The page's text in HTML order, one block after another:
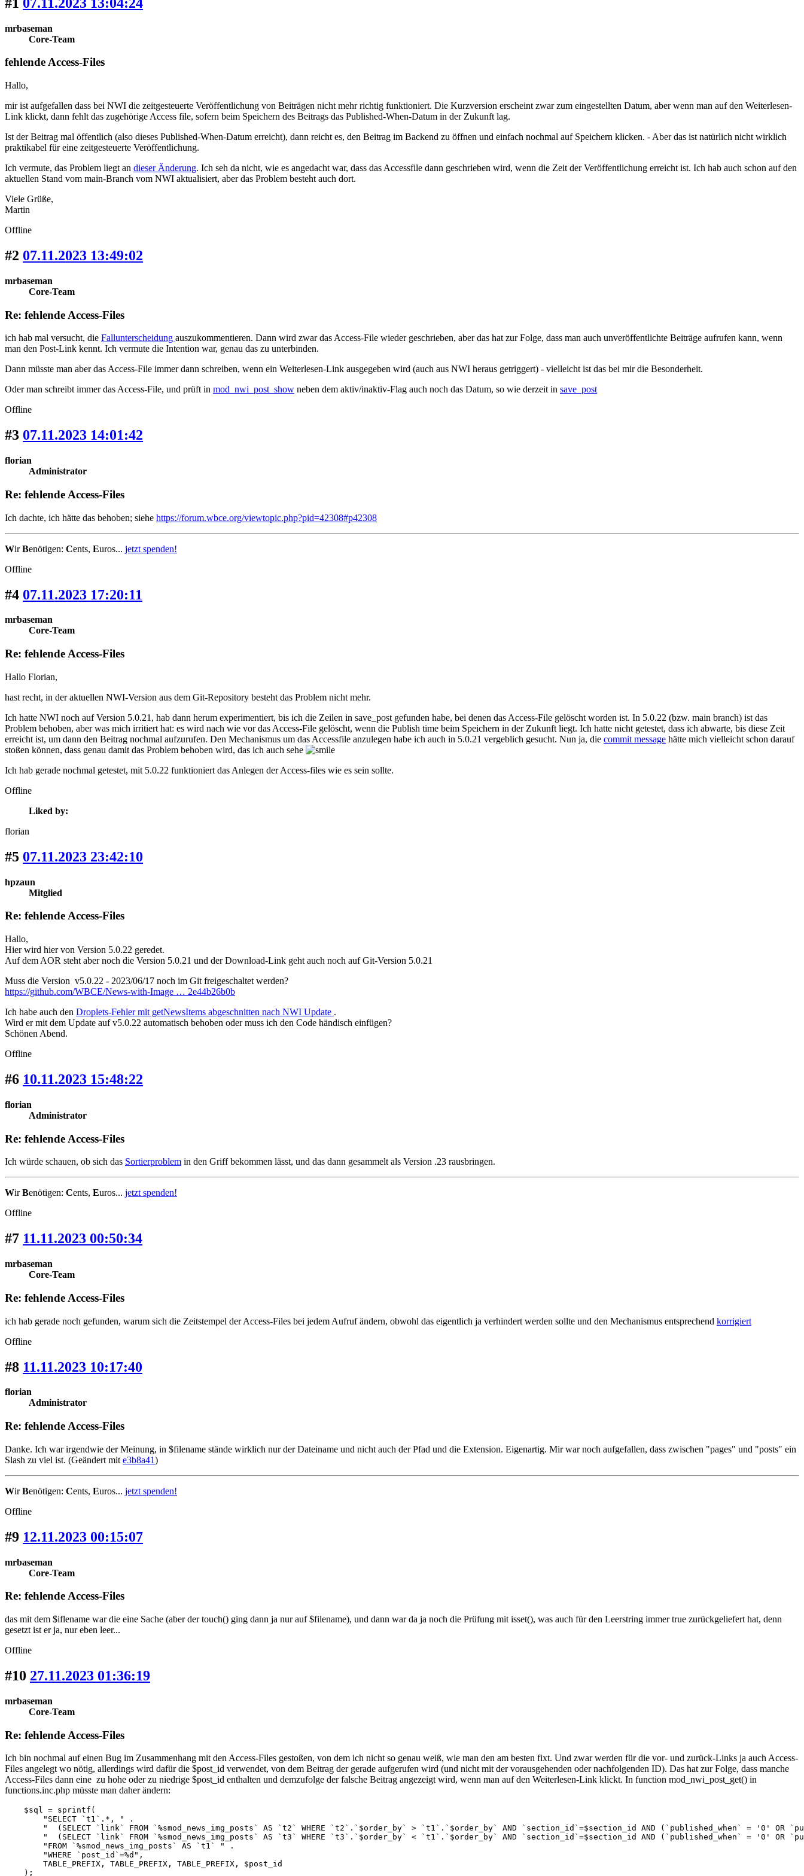
mrbaseman
Core-Team
fehlende Access-Files
Hallo,
mir ist aufgefallen dass bei NWI die zeitgesteuerte Veröffentlichung von Beiträgen nicht mehr richtig funktioniert. Die Kurzversion erscheint zwar zum eingestellten Datum, aber wenn man auf den Weiterlesen-
Link klickt, dann fehlt das zugehörige Access file, sofern beim Speichern des Beitrags das Published-When-Datum in der Zukunft lag.
Ist der Beitrag mal öffentlich (also dieses Published-When-Datum erreicht), dann reicht es, den Beitrag im Backend zu öffnen und einfach nochmal auf Speichern klicken. - Aber das ist natürlich nicht wirklich
praktikabel für eine zeitgesteuerte Veröffentlichung.
Ich vermute, das Problem liegt an dieser Änderung. Ich seh da nicht, wie es angedacht war, dass das Accessfile dann geschrieben wird, wenn die Zeit der Veröffentlichung erreicht ist. Ich hab auch schon auf den
aktuellen Stand vom main-Branch vom NWI aktualisiert, aber das Problem besteht auch dort.
Viele Grüße,
Martin
Offline
#2 07.11.2023 13:49:02
mrbaseman
Core-Team
Re: fehlende Access-Files
ich hab mal versucht, die Fallunterscheidung auszukommentieren. Dann wird zwar das Access-File wieder geschrieben, aber das hat zur Folge, dass man auch unveröffentlichte Beiträge aufrufen kann, wenn
man den Post-Link kennt. Ich vermute die Intention war, genau das zu unterbinden.
Dann müsste man aber das Access-File immer dann schreiben, wenn ein Weiterlesen-Link ausgegeben wird (auch aus NWI heraus getriggert) - vielleicht ist das bei mir die Besonderheit.
Oder man schreibt immer das Access-File, und prüft in mod_nwi_post_show neben dem aktiv/inaktiv-Flag auch noch das Datum, so wie derzeit in save_post
Offline
#3 07.11.2023 14:01:42
florian
Administrator
Re: fehlende Access-Files
Ich dachte, ich hätte das behoben; siehe https://forum.wbce.org/viewtopic.php?pid=42308#p42308
WirBenötigen: Cents, Euros... jetzt spenden!
Offline
#4 07.11.2023 17:20:11
mrbaseman
Core-Team
Re: fehlende Access-Files
Hallo Florian,
hast recht, in der aktuellen NWI-Version aus dem Git-Repository besteht das Problem nicht mehr.
Ich hatte NWI noch auf Version 5.0.21, hab dann herum experimentiert, bis ich die Zeilen in save_post gefunden habe, bei denen das Access-File gelöscht worden ist. In 5.0.22 (bzw. main branch) ist das
Problem behoben, aber was mich irritiert hat: es wird nach wie vor das Access-File gelöscht, wenn die Publish time beim Speichern in der Zukunft liegt. Ich hatte nicht getestet, dass ich abwarte, bis diese Zeit
erreicht ist, um dann den Beitrag nochmal aufzurufen. Den Mechanismus um das Accessfile anzulegen habe ich auch in 5.0.21 vergeblich gesucht. Nun ja, die commit message hätte mich vielleicht schon darauf
stoßen können, dass genau damit das Problem behoben wird, das ich auch sehe
Ich hab gerade nochmal getestet, mit 5.0.22 funktioniert das Anlegen der Access-files wie es sein sollte.
Offline
Liked by:
florian
#5 07.11.2023 23:42:10
hpzaun
Mitglied
Re: fehlende Access-Files
Hallo,
Hier wird hier von Version 5.0.22 geredet.
Auf dem AOR steht aber noch die Version 5.0.21 und der Download-Link geht auch noch auf Git-Version 5.0.21
Muss die Version v5.0.22 - 2023/06/17 noch im Git freigeschaltet werden?
https://github.com/WBCE/News-with-Image … 2e44b26b0b
Ich habe auch den Droplets-Fehler mit getNewsItems abgeschnitten nach NWI Update .
Wird er mit dem Update auf v5.0.22 automatisch behoben oder muss ich den Code händisch einfügen?
Schönen Abend.
Offline
#6 10.11.2023 15:48:22
florian
Administrator
Re: fehlende Access-Files
Ich würde schauen, ob sich das Sortierproblem in den Griff bekommen lässt, und das dann gesammelt als Version .23 rausbringen.
WirBenötigen: Cents, Euros... jetzt spenden!
Offline
#7 11.11.2023 00:50:34
mrbaseman
Core-Team
Re: fehlende Access-Files
ich hab gerade noch gefunden, warum sich die Zeitstempel der Access-Files bei jedem Aufruf ändern, obwohl das eigentlich ja verhindert werden sollte und den Mechanismus entsprechend korrigiert
Offline
#8 11.11.2023 10:17:40
florian
Administrator
Re: fehlende Access-Files
Danke. Ich war irgendwie der Meinung, in $filename stände wirklich nur der Dateiname und nicht auch der Pfad und die Extension. Eigenartig. Mir war noch aufgefallen, dass zwischen "pages" und "posts" ein
Slash zu viel ist. (Geändert mit e3b8a41)
WirBenötigen: Cents, Euros... jetzt spenden!
Offline
#9 12.11.2023 00:15:07
mrbaseman
Core-Team
Re: fehlende Access-Files
das mit dem $iflename war die eine Sache (aber der touch() ging dann ja nur auf $filename), und dann war da ja noch die Prüfung mit isset(), was auch für den Leerstring immer true zurückgeliefert hat, denn
gesetzt ist er ja, nur eben leer...
Offline
#10 27.11.2023 01:36:19
mrbaseman
Core-Team
Re: fehlende Access-Files
Ich bin nochmal auf einen Bug im Zusammenhang mit den Access-Files gestoßen, von dem ich nicht so genau weiß, wie man den am besten fixt. Und zwar werden für die vor- und zurück-Links ja auch Access-
Files angelegt wo nötig, allerdings wird dafür die $post_id verwendet, von dem Beitrag der gerade aufgerufen wird (und nicht mit der vorausgehenden oder nachfolgenden ID). Das hat zur Folge, dass manche
Access-Files dann eine zu hohe oder zu niedrige $post_id enthalten und demzufolge der falsche Beitrag angezeigt wird, wenn man auf den Weiterlesen-Link klickt. In function mod_nwi_post_get() in
functions.inc.php müsste man daher ändern:
    $sql = sprintf(
        "SELECT `t1`.*, " .
"  (SELECT `link` FROM `%smod_news_img_posts` AS `t2` WHERE `t2`.`$order_by` > `t1`.`$order_by` AND `section_id`=$section_id AND (`published_when` = '0'
"  (SELECT `link` FROM `%smod_news_img_posts` AS `t3` WHERE `t3`.`$order_by` < `t1`.`$order_by` AND `section_id`=$section_id AND (`published_when` = '0'
        "FROM `%smod_news_img_posts` AS `t1` " .
        "WHERE `post_id`=%d",
        TABLE_PREFIX, TABLE_PREFIX, TABLE_PREFIX, $post_id
    );